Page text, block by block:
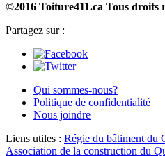
©2016 Toiture411.ca Tous droits
Partagez sur :
Qui sommes-nous?
Politique de confidentialité
Nous joindre
Liens utiles : Régie du bâtiment du
Association de la construction du